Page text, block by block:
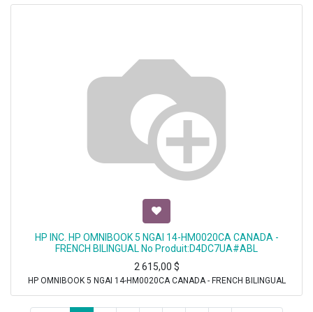
HP INC. HP OMNIBOOK 5 NGAI 14-HM0020CA CANADA -
FRENCH BILINGUAL No Produit:D4DC7UA#ABL
2 615,00 $
HP OMNIBOOK 5 NGAI 14-HM0020CA CANADA - FRENCH BILINGUAL